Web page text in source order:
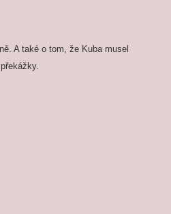
A také o tom, že Kuba musel